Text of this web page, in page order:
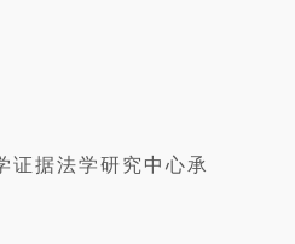
证据法学研究中心承